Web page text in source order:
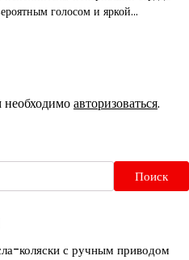
голосом и яркой…
необходимоавторизоваться.
Поиск
коляски с ручным приводом